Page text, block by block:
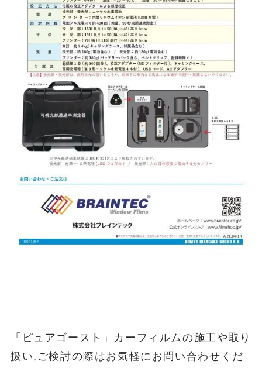
「ピュアゴースト」カーフィルムの施工や取り
扱い,ご検討の際はお気軽にお問い合わせくだ